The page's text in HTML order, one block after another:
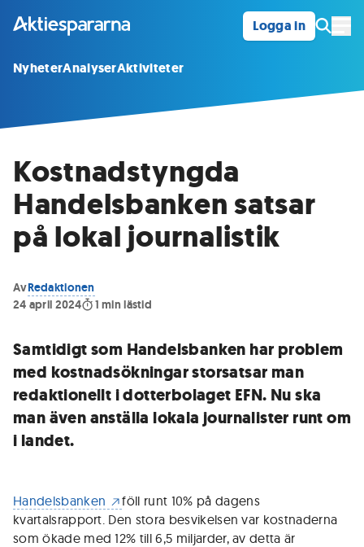
Logga in
NyheterAnalyserAktiviteter
Kostnadstyngda
Handelsbanken satsar
på lokal journalistik
AvRedaktionen
24 april 2024
1 min lästid
Samtidigt som Handelsbanken har problem
med kostnadsökningar storsatsar man
redaktionellt i dotterbolaget EFN. Nu ska
man även anställa lokala journalister runt om
i landet.
Handelsbanken
föll runt 10% på dagens
kvartalsrapport. Den stora besvikelsen var kostnaderna
som ökade med 12% till 6,5 miljarder, av detta är